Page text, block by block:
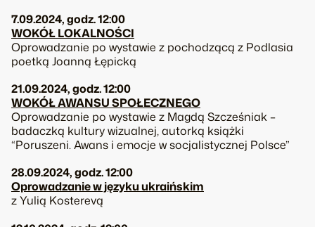
7.09.2024, godz. 12:00
WOKÓŁ LOKALNOŚCI
Oprowadzanie po wystawie z pochodzącą z Podlasia
poetką Joanną Łępicką
21.09.2024, godz. 12:00
WOKÓŁ AWANSU SPOŁECZNEGO
Oprowadzanie po wystawie z Magdą Szcześniak –
badaczką kultury wizualnej, autorką książki
“Poruszeni. Awans i emocje w socjalistycznej Polsce”
28.09.2024, godz. 12:00
Oprowadzanie w języku ukraińskim
z Yulią Kosterevą